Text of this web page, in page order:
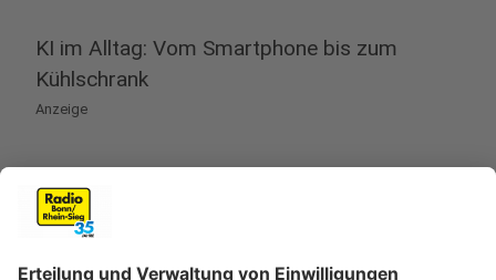
KI im Alltag: Vom Smartphone bis zum
Kühlschrank
Anzeige
"Wir nutzen KI schon ganz selbstverständlich", sagt
Temath. Ob Sprachassistenten, Bildersuche oder
Navigationssysteme – smarte Systeme erleichtern
den Alltag. Auch im Smart Home gewinnt künstliche